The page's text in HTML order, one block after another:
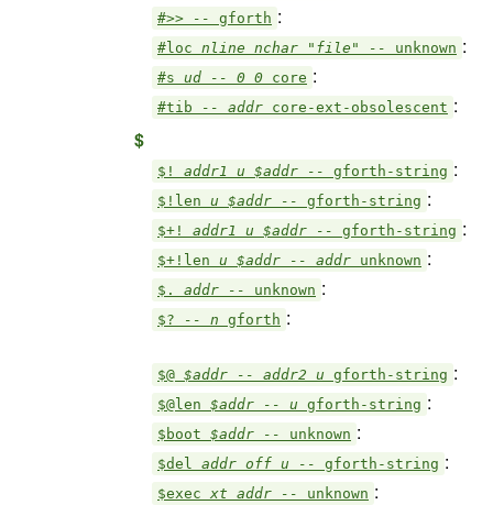
#>> -- gforth :
#loc nline nchar "file" -- unknown :
#s ud -- 0 0 core :
#tib -- addr core-ext-obsolescent :
$
$! addr1 u $addr -- gforth-string :
$!len u $addr -- gforth-string :
$+! addr1 u $addr -- gforth-string :
$+!len u $addr -- addr unknown :
$. addr -- unknown :
$? -- n gforth :
$@ $addr -- addr2 u gforth-string :
$@len $addr -- u gforth-string :
$boot $addr -- unknown :
$del addr off u -- gforth-string :
$exec xt addr -- unknown :